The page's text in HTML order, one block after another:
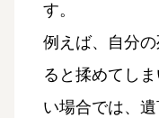
す。
例えば、自分
ると揉めてし
い場合では、